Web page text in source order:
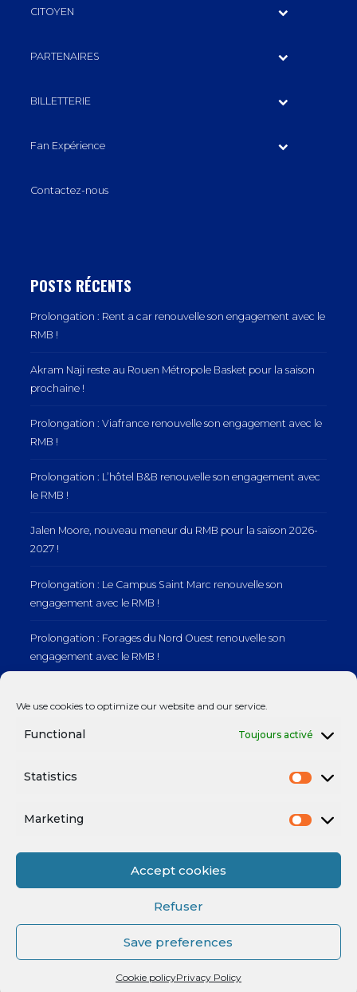
We use cookies to optimize our website and our service.
Functional Toujours activé
Statistics
Marketing
Accept cookies
Refuser
Save preferences
Cookie policyPrivacy Policy
CITOYEN
PARTENAIRES
BILLETTERIE
Fan Expérience
Contactez-nous
POSTS RÉCENTS
Prolongation : Rent a car renouvelle son engagement avec le
RMB !
Akram Naji reste au Rouen Métropole Basket pour la saison
prochaine !
Prolongation : Viafrance renouvelle son engagement avec le
RMB !
Prolongation : L’hôtel B&B renouvelle son engagement avec
le RMB !
Jalen Moore, nouveau meneur du RMB pour la saison 2026-
2027 !
Prolongation : Le Campus Saint Marc renouvelle son
engagement avec le RMB !
Prolongation : Forages du Nord Ouest renouvelle son
engagement avec le RMB !
engagement avec le RMB !
Mentions légales
Mentions légales